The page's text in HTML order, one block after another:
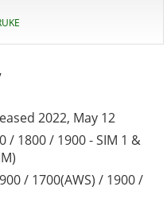
2022, May 12
/ 1800 / 1900 - SIM 1 &
/ 1700(AWS) / 1900 /